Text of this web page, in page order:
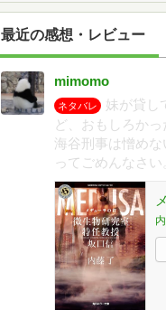
最近の感想・レビュー
mimomo
ネタバレ
妹が貸し
ど、おもしろか
海谷刑事は憎め
ってごめんなさい